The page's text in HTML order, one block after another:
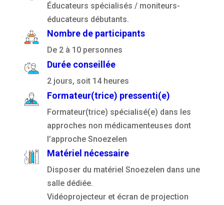
Éducateurs spécialisés / moniteurs-
éducateurs débutants.
Nombre de participants
De 2 à 10 personnes
Durée conseillée
2 jours, soit 14 heures
Formateur(trice) pressenti(e)
Formateur(trice) spécialisé(e) dans les
approches non médicamenteuses dont
l’approche Snoezelen
Matériel nécessaire
Disposer du matériel Snoezelen dans une
salle dédiée.
Vidéoprojecteur et écran de projection